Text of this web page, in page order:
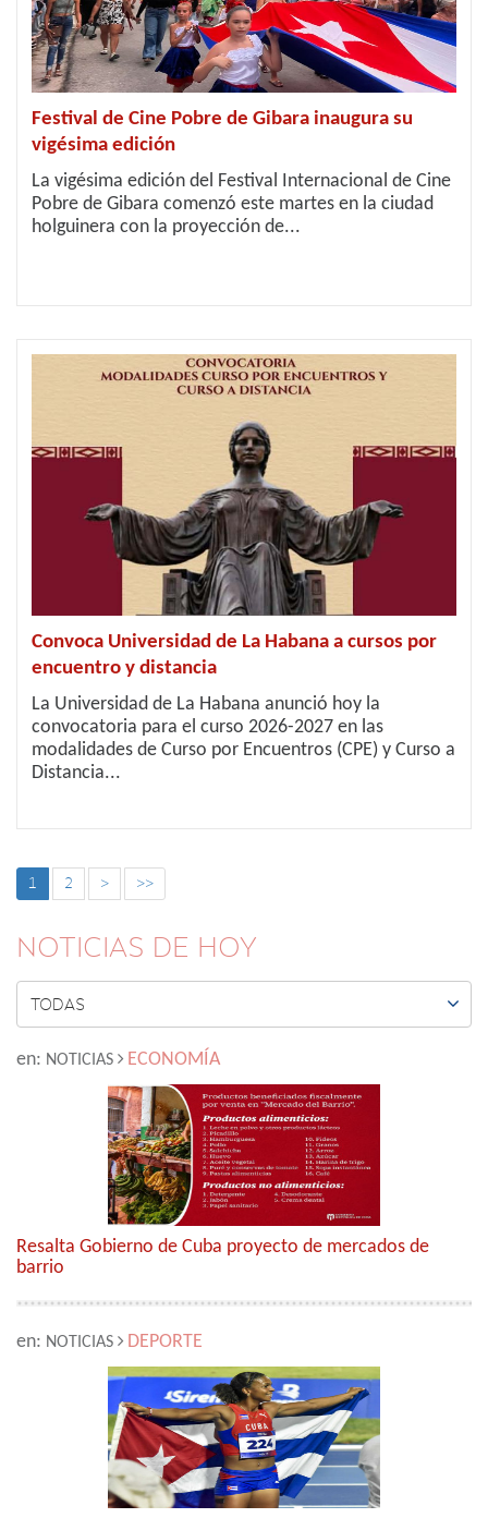
Festival de Cine Pobre de Gibara inaugura su
vigésima edición
La vigésima edición del Festival Internacional de Cine
Pobre de Gibara comenzó este martes en la ciudad
holguinera con la proyección de...
Convoca Universidad de La Habana a cursos por
encuentro y distancia
La Universidad de La Habana anunció hoy la
convocatoria para el curso 2026-2027 en las
modalidades de Curso por Encuentros (CPE) y Curso a
Distancia...
1 2 > >>
NOTICIAS DE HOY
TODAS 
en: NOTICIAS ECONOMÍA
Resalta Gobierno de Cuba proyecto de mercados de
barrio
en: NOTICIAS DEPORTE